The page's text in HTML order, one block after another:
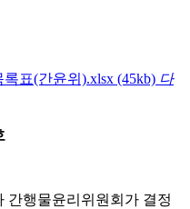
표(간윤위).xlsx (45kb) 다
간행물윤리위원회가 결정